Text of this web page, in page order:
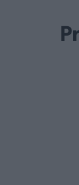
Provenance des